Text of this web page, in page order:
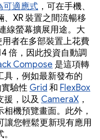
可適應式 ，可在手機、
XR 裝置之間流暢移
線螢幕擴展用途。大
者在多部裝置上花費
倍，因此投資自動調
Compose 是這項轉
具，例如最新發布的
驗性 Grid 和 FlexBox
援，以及 CameraX ，
機預覽畫面。此外，
讓您輕鬆更新現有應用